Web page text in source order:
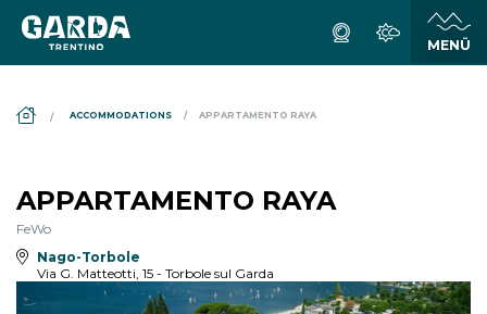
ACCOMMODATIONS APPARTAMENTO RAYA
APPARTAMENTO RAYA
FeWo
Nago-Torbole
Via G. Matteotti, 15 - Torbole sul Garda